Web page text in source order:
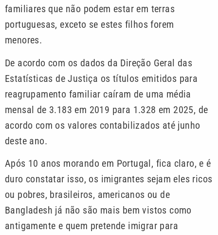
familiares que não podem estar em terras
portuguesas, exceto se estes filhos forem
menores.
De acordo com os dados da Direção Geral das
Estatísticas de Justiça os títulos emitidos para
reagrupamento familiar caíram de uma média
mensal de 3.183 em 2019 para 1.328 em 2025, de
acordo com os valores contabilizados até junho
deste ano.
Após 10 anos morando em Portugal, fica claro, e é
duro constatar isso, os imigrantes sejam eles ricos
ou pobres, brasileiros, americanos ou de
Bangladesh já não são mais bem vistos como
antigamente e quem pretende imigrar para